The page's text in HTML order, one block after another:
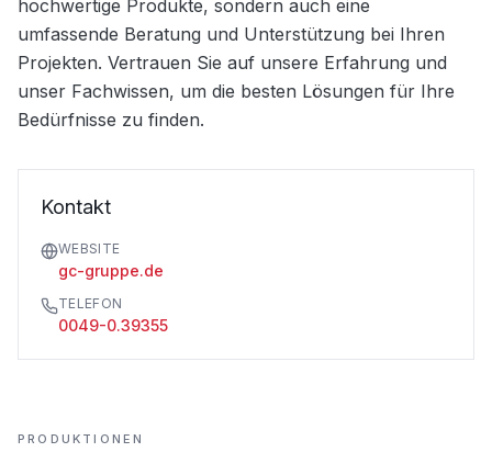
hochwertige Produkte, sondern auch eine
umfassende Beratung und Unterstützung bei Ihren
Projekten. Vertrauen Sie auf unsere Erfahrung und
unser Fachwissen, um die besten Lösungen für Ihre
Bedürfnisse zu finden.
Kontakt
WEBSITE
gc-gruppe.de
TELEFON
0049-0.39355
PRODUKTIONEN